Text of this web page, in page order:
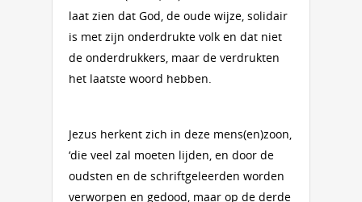
laat zien dat God, de oude wijze, solidair
is met zijn onderdrukte volk en dat niet
de onderdrukkers, maar de verdrukten
het laatste woord hebben.
Jezus herkent zich in deze mens(en)zoon,
‘die veel zal moeten lijden, en door de
oudsten en de schriftgeleerden worden
verworpen en gedood, maar op de derde